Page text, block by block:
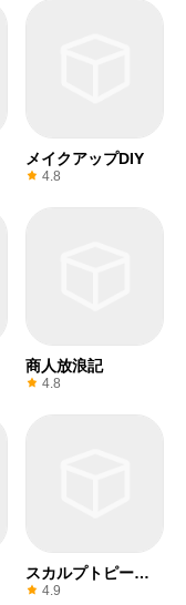
メイクアップDIY
4.8
商人放浪記
4.8
スカルプトピープ
ル 4.9